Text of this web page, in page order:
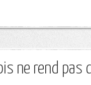
ne rend pas